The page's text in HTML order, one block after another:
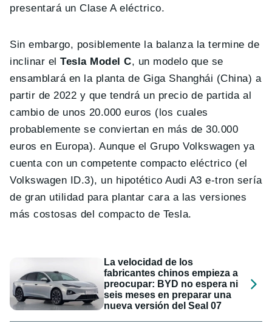
presentará un Clase A eléctrico.
Sin embargo, posiblemente la balanza la termine de
inclinar elTesla Model C, un modelo que se
ensamblará en la planta de Giga Shanghái (China) a
partir de 2022 y que tendrá un precio de partida al
cambio de unos 20.000 euros (los cuales
probablemente se conviertan en más de 30.000
euros en Europa). Aunque el Grupo Volkswagen ya
cuenta con un competente compacto eléctrico (el
Volkswagen ID.3), un hipotético Audi A3 e-tron sería
de gran utilidad para plantar cara a las versiones
más costosas del compacto de Tesla.
La velocidad de los
fabricantes chinos empieza a
preocupar: BYD no espera ni
seis meses en preparar una
nueva versión del Seal 07